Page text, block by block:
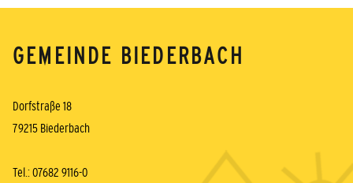
GEMEINDE BIEDERBACH
Dorfstraße 18
79215 Biederbach
Tel.: 07682 9116-0